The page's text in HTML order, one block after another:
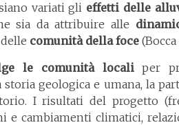
variati gli effetti delle
sia da attribuire alle
comunità della foce
le comunità localiper
storia geologica e umana, la
I risultati del progetto
e cambiamenti climatici,